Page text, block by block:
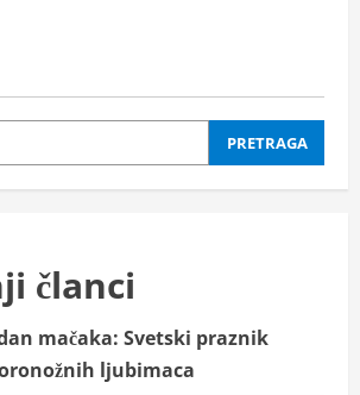
PRETRAGA
članci
mačaka: Svetski praznik
ljubimaca